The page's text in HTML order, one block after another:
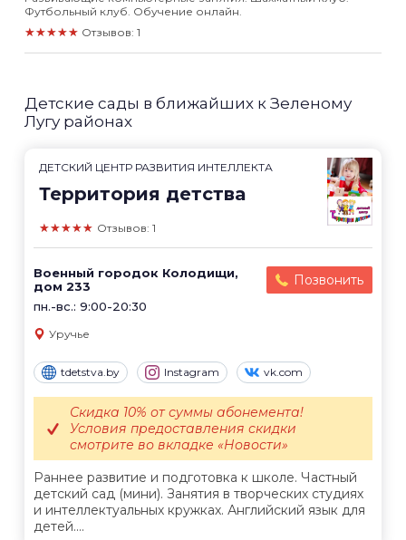
Футбольный клуб. Обучение онлайн.
★★★★★ Отзывов: 1
Детские сады в ближайших к Зеленому
Лугу районах
ДЕТСКИЙ ЦЕНТР РАЗВИТИЯ ИНТЕЛЛЕКТА
Территория детства
★★★★★ Отзывов: 1
Военный городок Колодищи,
дом 233
пн.-вс.: 9:00-20:30
Позвонить
Уручье
tdetstva.by Instagram vk.com
Раннее развитие и подготовка к школе. Частный
детский сад (мини). Занятия в творческих студиях
и интеллектуальных кружках. Английский язык для
детей....
Скидка 10% от суммы абонемента!
Условия предоставления скидки
смотрите во вкладке «Новости»